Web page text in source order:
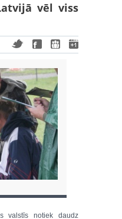
vēl viss
valstīs notiek daudz